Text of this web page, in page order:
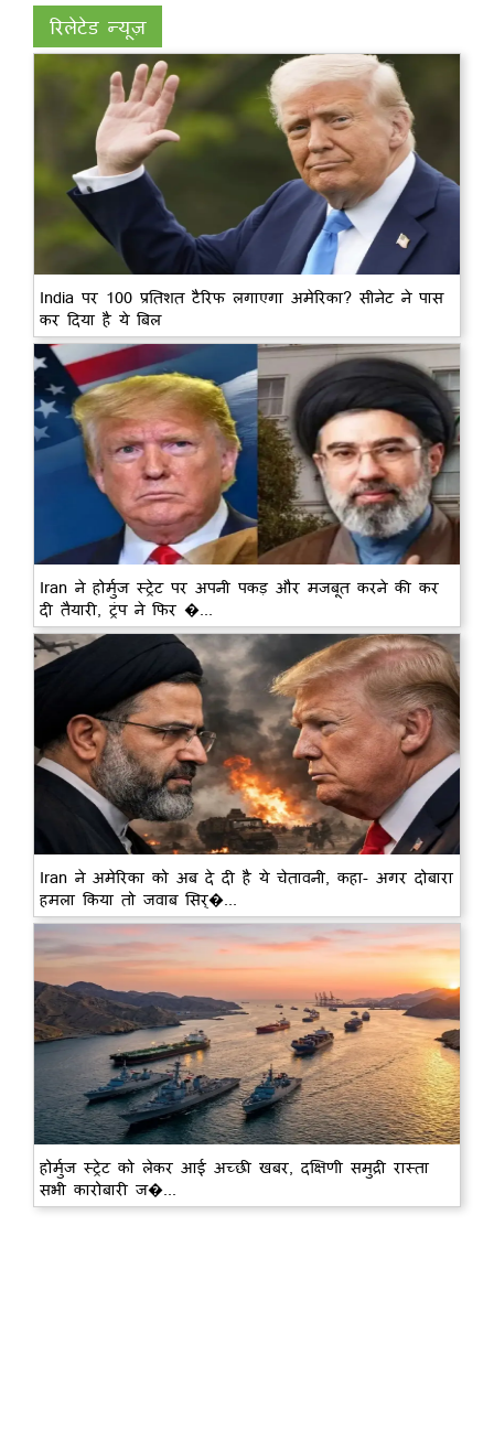
रिलेटेड न्यूज़
India पर 100 प्रतिशत टैरिफ लगाएगा अमेरिका? सीनेट ने पास
कर दिया है ये बिल
Iran ने होर्मुज स्ट्रेट पर अपनी पकड़ और मजबूत करने की कर
दी तैयारी, ट्रंप ने फिर �...
Iran ने अमेरिका को अब दे दी है ये चेतावनी, कहा- अगर दोबारा
हमला किया तो जवाब सिर्�...
होर्मुज स्ट्रेट को लेकर आई अच्छी खबर, दक्षिणी समुद्री रास्ता
सभी कारोबारी ज�...